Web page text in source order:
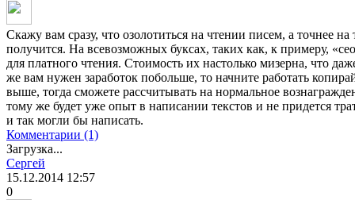
Скажу вам сразу, что озолотиться на чтении писем, а точнее на
получится. На всевозможных буксах, таких как, к примеру,
для платного чтения. Стоимость их настолько мизерна, что
же вам нужен заработок побольше, то начните работать
выше, тогда сможете рассчитывать на нормальное
тому же будет уже опыт в написании текстов и не придется
и так могли бы написать.
Комментарии (1)
Загрузка...
Сергей
15.12.2014 12:57
0